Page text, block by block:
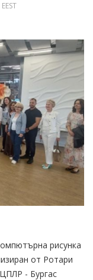
рисунка
от Ротари
- Бургас